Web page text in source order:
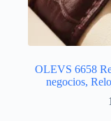
OLEVS 6658
negocios,